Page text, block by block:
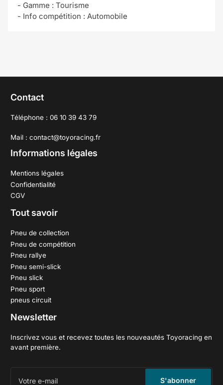
- Gamme : Tourisme
- Info compétition : Automobile
Contact
Téléphone : 06 10 39 43 79
Mail : contact@toyoracing.fr
Informations légales
Mentions légales
Confidentialité
CGV
Tout savoir
Pneu de collection
Pneu de compétition
Pneu rallye
Pneu semi-slick
Pneu slick
Pneu sport
pneus circuit
Newsletter
Inscrivez vous et recevez toutes les nouveautés Toyoracing en
avant première.
S'abonner